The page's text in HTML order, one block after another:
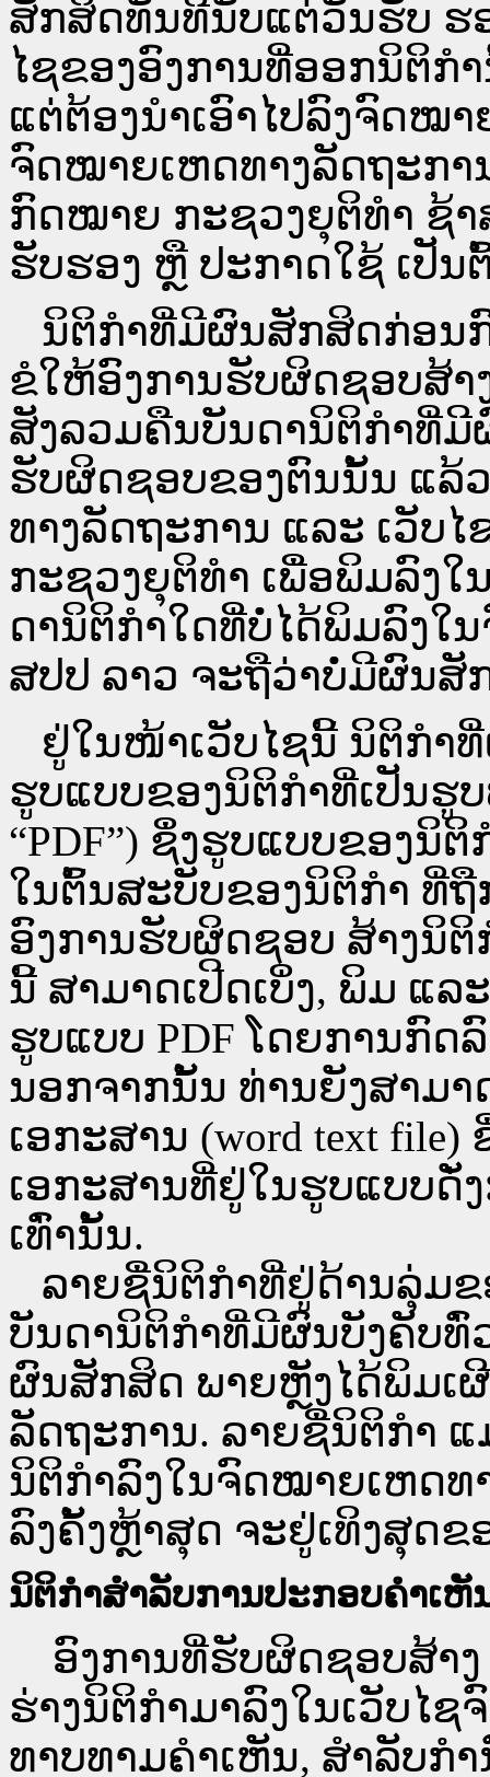
ສັກສິດທັນທີນັບແຕ່ວັນຮັບ ຮ
ໄຊຂອງອົງການທີ່ອອກນິຕິ
ແຕ່ຕ້ອງນໍາເອົາໄປລົງຈົດໝ
ຈົດ​ໝາຍ​ເຫດ​ທາງ​ລັດ​ຖະ​ກ
ກົດໝາຍ ກະຊວງຍຸຕິທໍາ ຊ້
ຮັບຮອງ ຫຼື ປະກາດໃຊ້ ເປັນ
ນິ​ຕິ​ກຳ​ທີ່​ມີ​ຜົນ​ສັກ​ສິດ​ກ່ອນ​
ຂໍໃຫ້ອົງ​ການ​ຮັບ​ຜິດ​ຊອບ​ສ້າ
ສັງລວມຄືນບັນດານິຕິກໍາທີ່ມີ
ຮັບຜິດຊອບຂອງຕົນນັ້ນ ແລ້
ທາງ​ລັດ​ຖະ​ການ ແລະ ເວັບ
ກະຊວງຍຸຕິທໍາ ເພື່ອພິມລົງ
ດາ​ນິ​ຕິ​ກຳ​ໃດ​ທີ່ບໍ່​ໄດ້​ພິມ​ລົງ​ໃ
ສປ​ປ ລາວ ​ຈະຖື​ວ່າບໍ່​ມີ​ຜົນ​ສັ
ຢູ່ໃນໜ້າ​ເວັບ​ໄຊ​ນີ້ ນິຕິກຳ
ຮູບແບບຂອງນິຕິກໍາທີ່ເປັນຮູບພ
“PDF”) ຊຶ່ງຮູບແບບຂອງນິ
ໃນຕົ້ນສະບັບຂອງນິຕິກໍາ ທີ່
ອົງການຮັບຜິດຊອບ ສ້າງນິຕິ
ນີ້ ສາມາດເປີດເບິ່ງ, ພິມ ແລ
ຮູບແບບ PDF ໂດຍການກົດ
ນອກຈາກນັ້ນ ທ່ານຍັງສາມາ
ເອກະສານ (word text
ເອກະສານທີ່ຢູ່ໃນຮູບແບບດັ່
ເທົ່ານັ້ນ.
ລາຍຊື່ນິຕິກຳທີ່ຢູ່ດ້ານລຸ່ມ
ບັນດານິຕິກຳທີ່ມີຜົນບັງຄັບທົ່
ຜົນສັກສິດ ພາຍຫຼັງໄດ້ພິມເ
ລັດຖະການ. ລາຍຊື່ນິຕິກຳ
ນິຕິກຳລົງໃນຈົດໝາຍເຫດທ
ລົງຄັ້ງຫຼ້າສຸດ ຈະຢູ່ເທິງສຸດຂ
ນິຕິກຳສຳລັບການປະກອບຄຳເຫັ
ອົງການທີ່ຮັບຜິດຊອບສ້າງ
ຮ່າງນິຕິກຳມາລົງໃນ​ເວັບ​ໄ
ທາບທາມຄຳເຫັນ, ສໍາລັບກໍ